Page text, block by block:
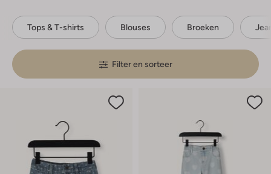
Tops & T-shirts Blouses Broeken
Filter en sorteer